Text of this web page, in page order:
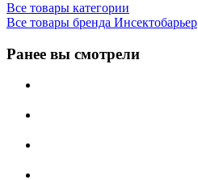
Все товары категории
Все товары бренда Инсектобарьер
Ранее вы смотрели